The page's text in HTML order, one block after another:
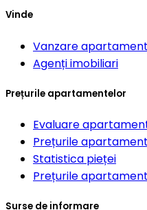
Vinde
Vanzare apartament
Agenți imobiliari
Prețurile apartamentelor
Evaluare
Prețurile
Statistica pieței
Prețurile
Surse de informare